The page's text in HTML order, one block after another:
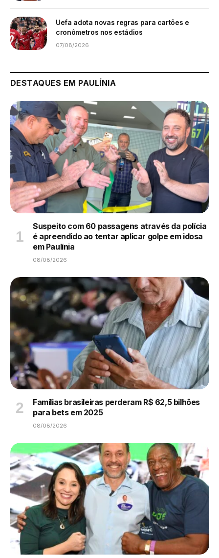
Uefa adota novas regras para cartões e
cronômetros nos estádios
07/08/2026
DESTAQUES EM PAULÍNIA
Suspeito com 60 passagens através da polícia
é apreendido ao tentar aplicar golpe em idosa
em Paulínia
08/08/2026
Famílias brasileiras perderam R$ 62,5 bilhões
para bets em 2025
08/08/2026